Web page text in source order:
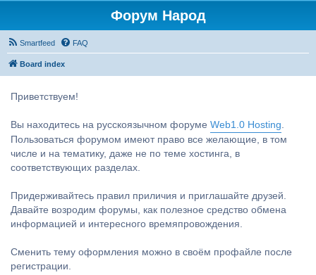
Форум Народ
Smartfeed FAQ
Board index
Приветствуем!
Вы находитесь на русскоязычном форуме Web1.0 Hosting.
Пользоваться форумом имеют право все желающие, в том
числе и на тематику, даже не по теме хостинга, в
соответствующих разделах.
Придерживайтесь правил приличия и приглашайте друзей.
Давайте возродим форумы, как полезное средство обмена
информацией и интересного времяпровождения.
Сменить тему оформления можно в своём профайле после
регистрации.